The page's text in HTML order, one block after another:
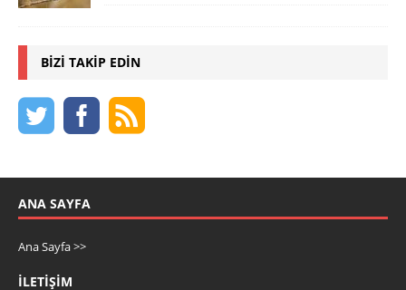
BIZI TAKIP EDIN
ANA SAYFA
Ana Sayfa >>
İLETIŞIM